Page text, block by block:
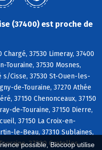
possible, Biocoop utilise
(37400) est proche de
Chargé, 37530 Limeray, 37400
37530 Mosnes,
s/Cisse, 37530 St-Ouen-les-
de-Touraine, 37270 Athée
37150 Chenonceaux, 37150
de-Touraine, 37150 Dierre,
37150 La Croix-en-
le-Beau, 37310 Sublaines,
37380 Crotelles,